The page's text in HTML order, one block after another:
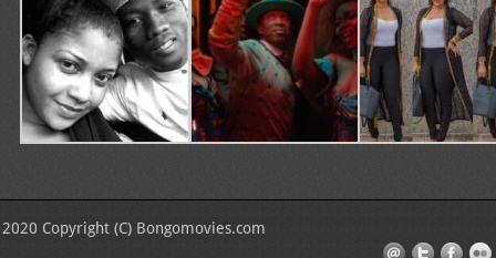
2020 Copyright (C) Bongomovies.com